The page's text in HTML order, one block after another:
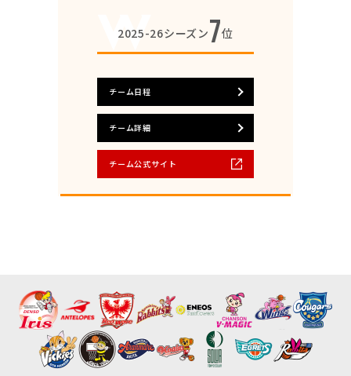
2025-26シーズン7位
チーム日程
チーム詳細
チーム公式サイト